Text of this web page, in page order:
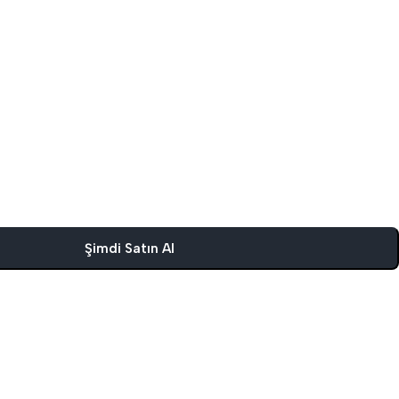
Şimdi Satın Al